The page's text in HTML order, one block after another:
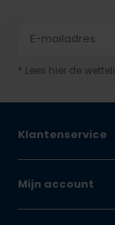
* Lees hier de
Klantenservice
Mijn account